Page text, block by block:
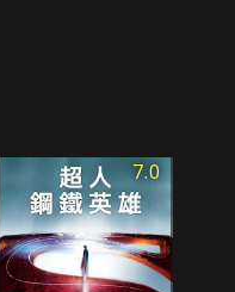
7.0